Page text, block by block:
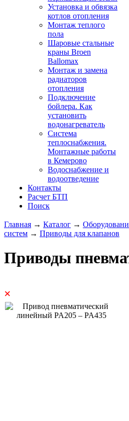
Установка и обвязка
котлов отопления
Монтаж теплого
пола
Шаровые стальные
краны Broen
Ballomax
Монтаж и замена
радиаторов
отопления
Подключение
бойлера. Как
установить
водонагреватель
Система
теплоснабжения.
Монтажные работы
в Кемерово
Водоснабжение и
водоотведение
Контакты
Расчет БТП
Поиск
Главная → Каталог →
систем → Приводы для клапанов
Приводы
×